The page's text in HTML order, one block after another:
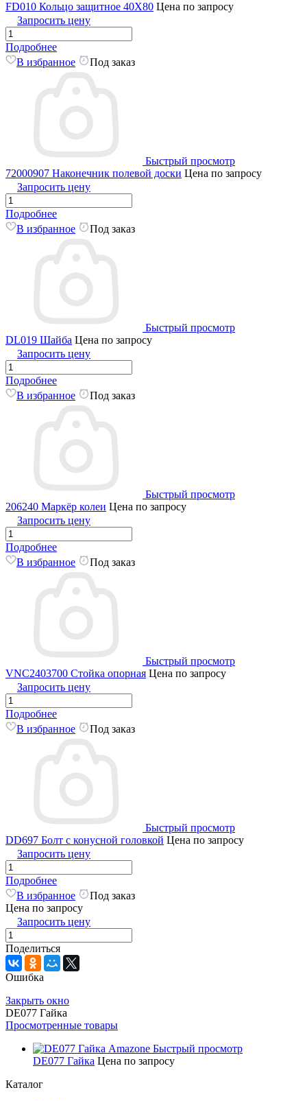
FD010 Кольцо защитное 40X80 Цена по запросу
Запросить цену
Подробнее
В избранное
Под заказ
Быстрый просмотр
72000907 Наконечник полевой доски Цена по запросу
Запросить цену
Подробнее
В избранное
Под заказ
Быстрый просмотр
DL019 Шайба Цена по запросу
Запросить цену
Подробнее
В избранное
Под заказ
Быстрый просмотр
206240 Маркёр колеи Цена по запросу
Запросить цену
Подробнее
В избранное
Под заказ
Быстрый просмотр
VNC2403700 Стойка опорная Цена по запросу
Запросить цену
Подробнее
В избранное
Под заказ
Быстрый просмотр
DD697 Болт с конусной головкой Цена по запросу
Запросить цену
Подробнее
В избранное
Под заказ
Цена по запросу
Запросить цену
Поделиться
Ошибка
Закрыть окно
DE077 Гайка
Просмотренные товары
Быстрый просмотр
DE077 Гайка Цена по запросу
Каталог